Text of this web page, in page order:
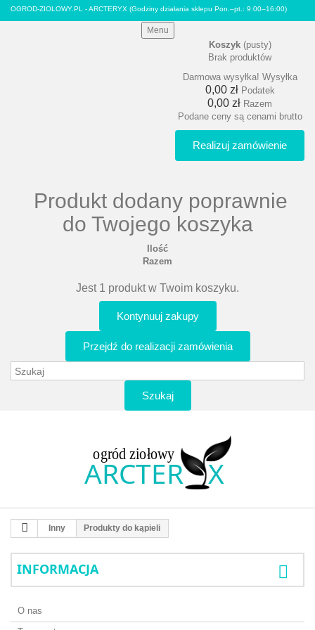
OGROD-ZIOLOWY.PL - ARCTERYX (Godziny działania sklepu Pon.–pt.: 9:00–16:00)
Menu
Koszyk (pusty)
Brak produktów
Darmowa wysyłka! Wysyłka
0,00 zł Podatek
0,00 zł Razem
Podane ceny są cenami brutto
Realizuj zamówienie
Produkt dodany poprawnie
do Twojego koszyka
Ilość
Razem
Jest 1 produkt w Twoim koszyku.
Kontynuuj zakupy
Przejdź do realizacji zamówienia
Szukaj
Inny Produkty do kąpieli
INFORMACJA
O nas